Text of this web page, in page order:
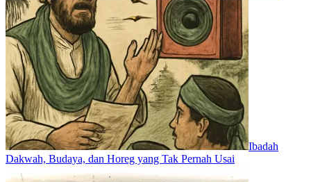
Ibadah
Dakwah, Budaya, dan Horeg yang Tak Pernah Usai